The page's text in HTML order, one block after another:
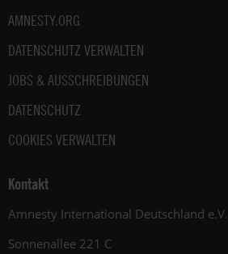
AMNESTY.ORG
DATENSCHUTZ VERWALTEN
JOBS & AUSSCHREIBUNGEN
DATENSCHUTZ
COOKIES VERWALTEN
Kontakt
Amnesty International Deutschland e.V.
Sonnenallee 221 C